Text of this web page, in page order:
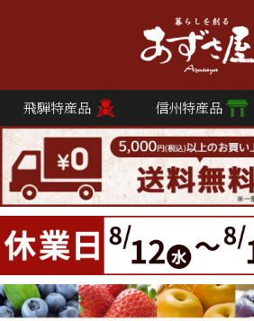
飛騨特産品 信州特産品